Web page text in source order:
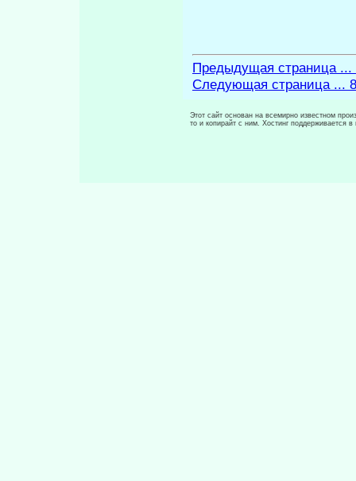
Предыдущая страница ...
Следующая страница ...
Этот сайт основан на всемирно известном
то и копирайт с ним. Хостинг поддерживается